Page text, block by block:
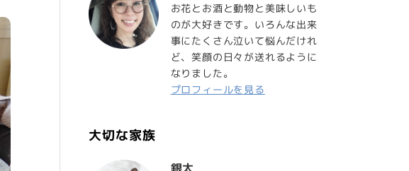
お花とお酒と動物と美味しいも
のが大好きです。いろんな出来
事にたくさん泣いて悩んだけれ
ど、笑顔の日々が送れるように
なりました。
プロフィールを見る
大切な家族